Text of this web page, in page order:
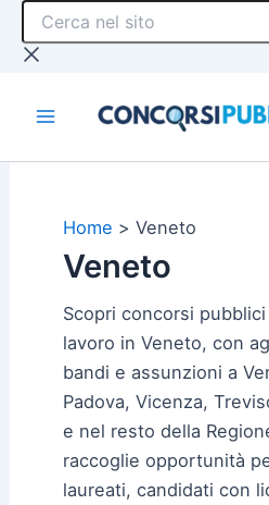
Cerca
sito
Home Veneto
Veneto
Scopri concorsi
lavoro in Veneto, con
bandi e assunzioni a
Padova, Vicenza,
e nel resto della
raccoglie opportunità
laureati, candidati con